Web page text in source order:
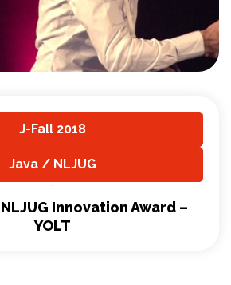
J-Fall 2018
Java / NLJUG
,
Innovation Award –
YOLT